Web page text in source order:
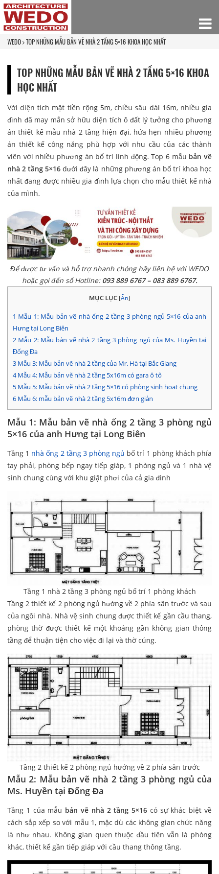
WEDO TOP NHỮNG MẪU BẢN VẼ NHÀ 2 TẦNG 5×16 KHOA HỌC NHẤT
TOP NHỮNG MẪU BẢN VẼ NHÀ 2 TẦNG 5×16 KHOA
HỌC NHẤT
Với diện tích mặt tiền rộng 5m, chiều sâu dài 16m, nhiều gia
đình đã may mắn sở hữu diện tích ô đất lý tưởng cho phương
án thiết kế mẫu nhà 2 tầng hiện đại, hứa hẹn nhiều phương
án thiết kế công năng phù hợp với nhu cầu của các thành
viên với nhiều phương án bố trí linh động. Top 6 mẫu bản vẽ
nhà 2 tầng 5×16 dưới đây là những phương án bố trí khoa học
nhất đang được nhiều gia đình lựa chọn cho mẫu thiết kế nhà
của mình.
Để được tư vấn và hỗ trợ nhanh chóng hãy liên hệ với WEDO
hoặc gọi đến số Hotline: 093 889 6767 – 083 889 6767.
MỤC LỤC [Ẩn]
1 Mẫu 1: Mẫu bản vẽ nhà ống 2 tầng 3 phòng ngủ 5×16 của anh
Hưng tại Long Biên
2 Mẫu 2: Mẫu bản vẽ nhà 2 tầng 3 phòng ngủ của Ms. Huyền tại
Đống Đa
3 Mẫu 3: Mẫu bản vẽ nhà 2 tầng của Mr. Hà tại Bắc Giang
4Mẫu 4: Mẫu bản vẽ nhà 2 tầng 5x16m có gara ô tô
5 Mẫu 5: Mẫu bản vẽ nhà 2 tầng 5×16 có phòng sinh hoạt chung
6 Mẫu 6: mẫu bản vẽ nhà 2 tầng 5x16m đơn giản
Mẫu 1: Mẫu bản vẽ nhà ống 2 tầng 3 phòng ngủ
5×16 của anh Hưng tại Long Biên
Tầng 1 nhà ống 2 tầng 3 phòng ngủ bố trí 1 phòng khách phía
tay phải, phòng bếp ngay tiếp giáp, 1 phòng ngủ và 1 nhà vệ
sinh chung cùng với khu giặt phơi của cả gia đình
Tầng 1 nhà 2 tầng 3 phòng ngủ bố trí 1 phòng khách
Tầng 2 thiết kế 2 phòng ngủ hướng về 2 phía sân trước và sau
của ngôi nhà. Nhà vệ sinh chung được thiết kế gần cầu thang,
phòng thờ được thiết kế một khoảng gần không gian thông
tầng để thuận tiện cho việc đi lại và thờ cúng.
Tầng 2 thiết kế 2 phòng ngủ hướng về 2 phía sân trước
Mẫu 2: Mẫu bản vẽ nhà 2 tầng 3 phòng ngủ của
Ms. Huyền tại Đống Đa
Tầng 1 của mẫu bản vẽ nhà 2 tầng 5×16 có sự khác biệt về
cách sắp xếp so với mẫu 1, mặc dù các không gian chức năng
là như nhau. Không gian quen thuộc đầu tiên vẫn là phòng
khác, thiết kế gần tiếp giáp với cầu thang thông tầng.